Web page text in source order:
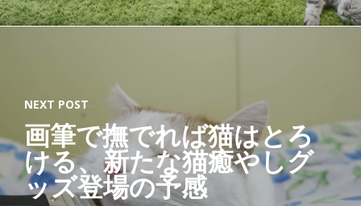
ー
シ
ャ
ン
ブ
NEXT POST
画筆で撫でれば猫はとろ
ける、新たな猫癒やしグ
ッズ登場の予感